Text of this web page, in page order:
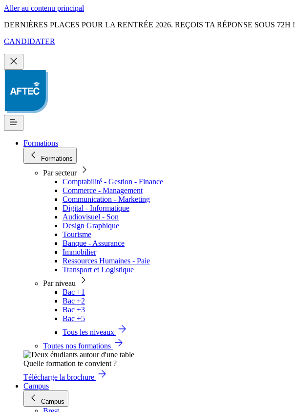
Aller au contenu principal
DERNIÈRES PLACES POUR LA RENTRÉE 2026. REÇOIS TA RÉPONSE SOUS 72H !
CANDIDATER
Formations
Formations
Par secteur
Comptabilité - Gestion - Finance
Commerce - Management
Communication - Marketing
Digital - Informatique
Audiovisuel - Son
Design Graphique
Tourisme
Banque - Assurance
Immobilier
Ressources Humaines - Paie
Transport et Logistique
Par niveau
Bac +1
Bac +2
Bac +3
Bac +5
Tous les niveaux
Toutes nos formations
Quelle formation te convient ?
Télécharge la brochure
Campus
Campus